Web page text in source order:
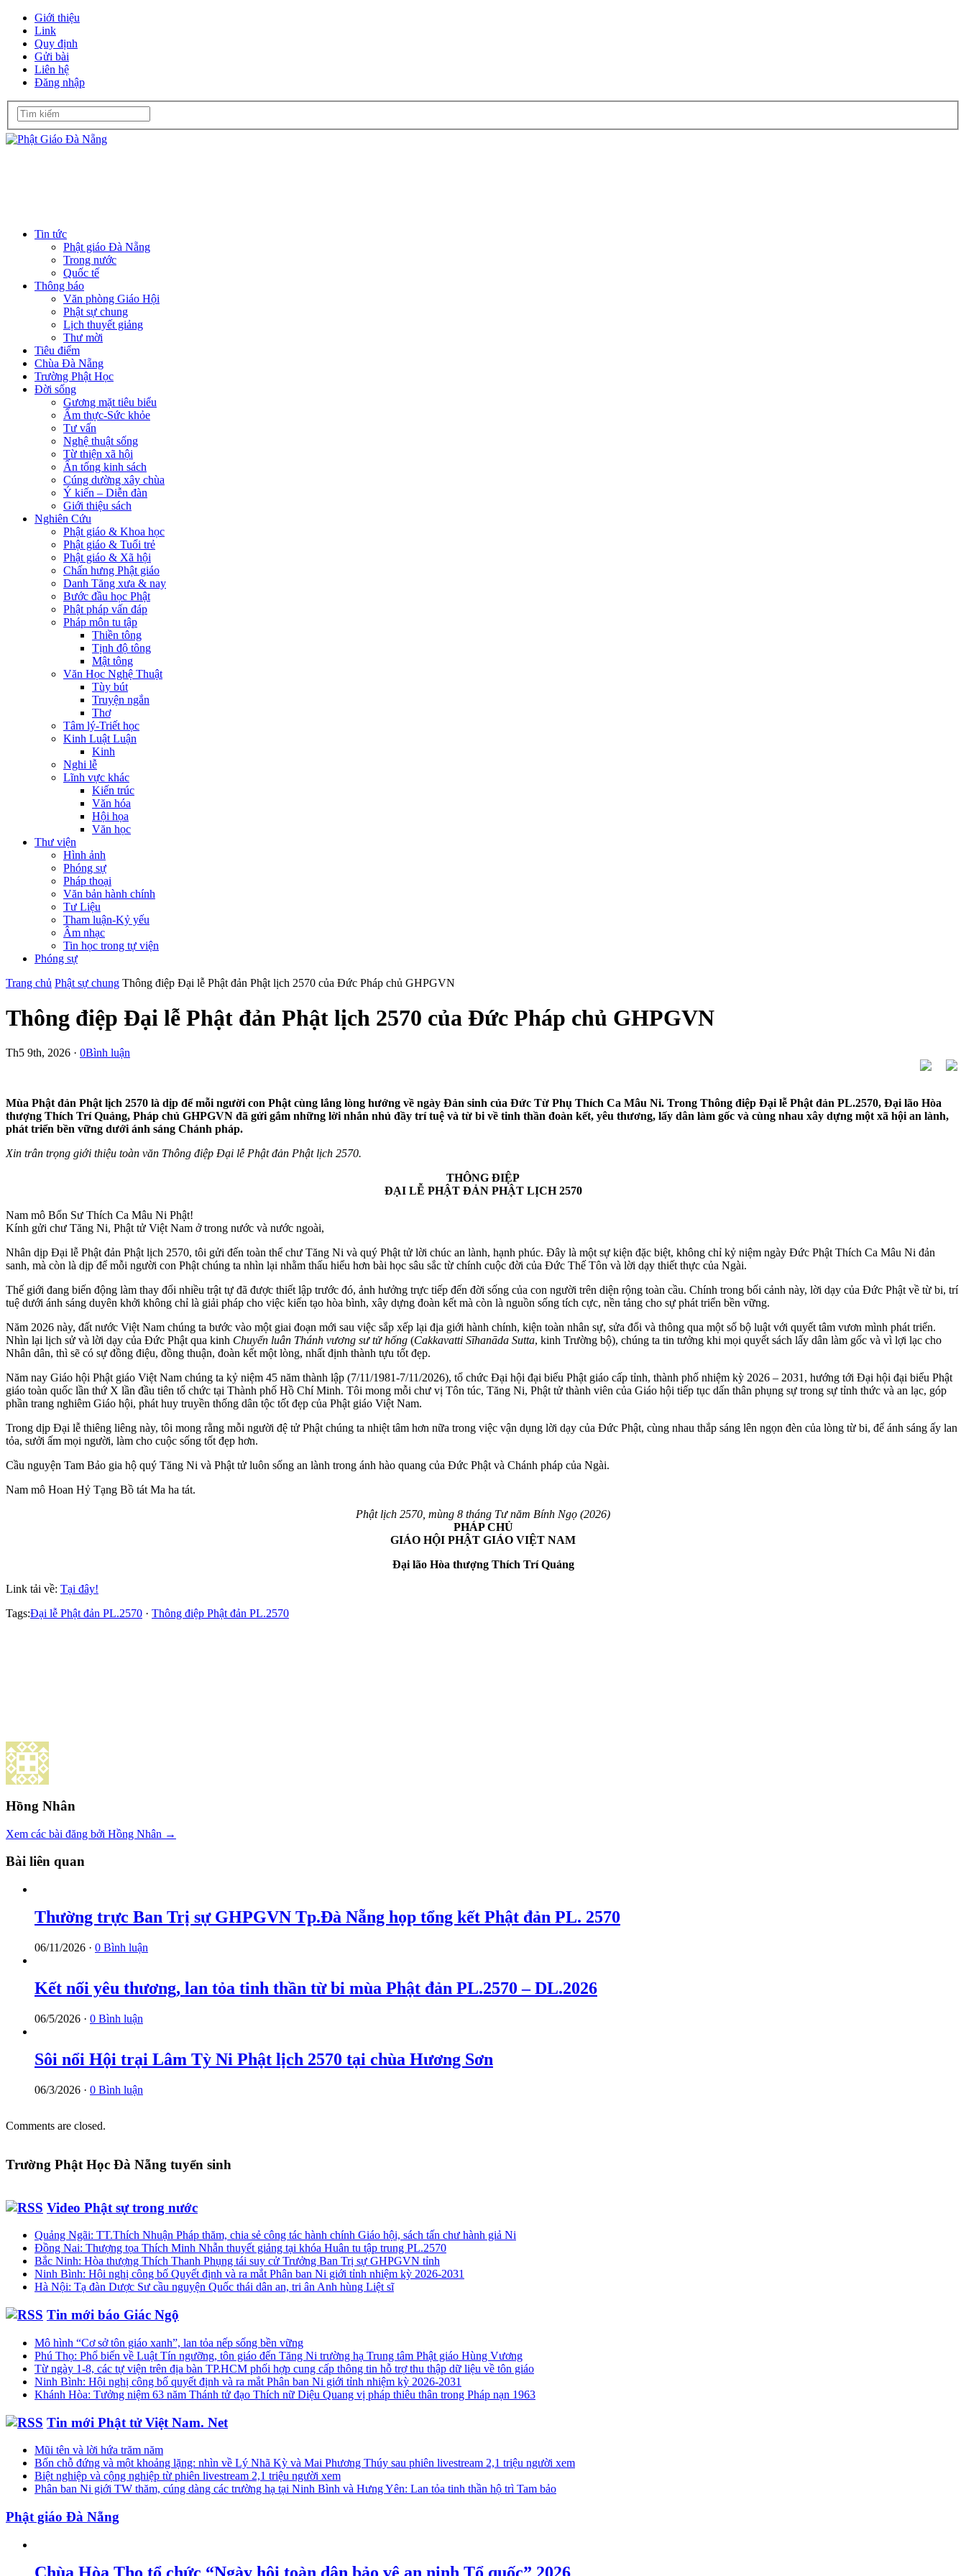
Giới thiệu
Link
Quy định
Gửi bài
Liên hệ
Đăng nhập
Tin tức
Phật giáo Đà Nẵng
Trong nước
Quốc tế
Thông báo
Văn phòng Giáo Hội
Phật sự chung
Lịch thuyết giảng
Thư mời
Tiêu điểm
Chùa Đà Nẵng
Trường Phật Học
Đời sống
Gương mặt tiêu biểu
Ẩm thực-Sức khỏe
Tư vấn
Nghệ thuật sống
Từ thiện xã hội
Ấn tống kinh sách
Cúng dường xây chùa
Ý kiến – Diễn đàn
Giới thiệu sách
Nghiên Cứu
Phật giáo & Khoa học
Phật giáo & Tuổi trẻ
Phật giáo & Xã hội
Chấn hưng Phật giáo
Danh Tăng xưa & nay
Bước đầu học Phật
Phật pháp vấn đáp
Pháp môn tu tập
Thiền tông
Tịnh độ tông
Mật tông
Văn Học Nghệ Thuật
Tùy bút
Truyện ngắn
Thơ
Tâm lý-Triết học
Kinh Luật Luận
Kinh
Nghi lễ
Lĩnh vực khác
Kiến trúc
Văn hóa
Hội họa
Văn học
Thư viện
Hình ảnh
Phóng sự
Pháp thoại
Văn bản hành chính
Tư Liệu
Tham luận-Kỷ yếu
Âm nhạc
Tin học trong tự viện
Phóng sự
Trang chủ Phật sự chung Thông điệp Đại lễ Phật đản Phật lịch 2570 của Đức Pháp chủ GHPGVN
Thông điệp Đại lễ Phật đản Phật lịch 2570 của Đức Pháp chủ GHPGVN
Th5 9th, 2026 · 0Bình luận
Mùa Phật đản Phật lịch 2570 là dịp để mỗi người con Phật cùng lắng lòng hướng về ngày Đản sinh của Đức Từ Phụ Thích Ca Mâu Ni. Trong Thông điệp Đại lễ Phật đản PL.2570, Đại lão Hòa
thượng Thích Trí Quảng, Pháp chủ GHPGVN đã gửi gắm những lời nhắn nhủ đầy trí tuệ và từ bi về tinh thần đoàn kết, yêu thương, lấy dân làm gốc và cùng nhau xây dựng một xã hội an lành,
phát triển bền vững dưới ánh sáng Chánh pháp.
Xin trân trọng giới thiệu toàn văn Thông điệp Đại lễ Phật đản Phật lịch 2570.
THÔNG ĐIỆP
ĐẠI LỄ PHẬT ĐẢN PHẬT LỊCH 2570
Nam mô Bổn Sư Thích Ca Mâu Ni Phật!
Kính gửi chư Tăng Ni, Phật tử Việt Nam ở trong nước và nước ngoài,
Nhân dịp Đại lễ Phật đản Phật lịch 2570, tôi gửi đến toàn thể chư Tăng Ni và quý Phật tử lời chúc an lành, hạnh phúc. Đây là một sự kiện đặc biệt, không chỉ kỷ niệm ngày Đức Phật Thích Ca Mâu Ni đản
sanh, mà còn là dịp để mỗi người con Phật chúng ta nhìn lại nhằm thấu hiểu hơn bài học sâu sắc từ chính cuộc đời của Đức Thế Tôn và lời dạy thiết thực của Ngài.
Thế giới đang biến động làm thay đổi nhiều trật tự đã được thiết lập trước đó, ảnh hưởng trực tiếp đến đời sống của con người trên diện rộng toàn cầu. Chính trong bối cảnh này, lời dạy của Đức Phật về từ bi, trí
tuệ dưới ánh sáng duyên khởi không chỉ là giải pháp cho việc kiến tạo hòa bình, xây dựng đoàn kết mà còn là nguồn sống tích cực, nền tảng cho sự phát triển bền vững.
Năm 2026 này, đất nước Việt Nam chúng ta bước vào một giai đoạn mới sau việc sắp xếp lại địa giới hành chính, kiện toàn nhân sự, sửa đổi và thông qua một số bộ luật với quyết tâm vươn mình phát triển.
Nhìn lại lịch sử và lời dạy của Đức Phật qua kinh Chuyển luân Thánh vương sư tử hống (Cakkavatti Sīhanāda Sutta, kinh Trường bộ), chúng ta tin tưởng khi mọi quyết sách lấy dân làm gốc và vì lợi lạc cho
Nhân dân, thì sẽ có sự đồng điệu, đồng thuận, đoàn kết một lòng, nhất định thành tựu tốt đẹp.
Năm nay Giáo hội Phật giáo Việt Nam chúng ta kỷ niệm 45 năm thành lập (7/11/1981-7/11/2026), tổ chức Đại hội đại biểu Phật giáo cấp tỉnh, thành phố nhiệm kỳ 2026 – 2031, hướng tới Đại hội đại biểu Phật
giáo toàn quốc lần thứ X lần đầu tiên tổ chức tại Thành phố Hồ Chí Minh. Tôi mong mỗi chư vị Tôn túc, Tăng Ni, Phật tử thành viên của Giáo hội tiếp tục dấn thân phụng sự trong sự tỉnh thức và an lạc, góp
phần trang nghiêm Giáo hội, phát huy truyền thống dân tộc tốt đẹp của Phật giáo Việt Nam.
Trong dịp Đại lễ thiêng liêng này, tôi mong rằng mỗi người đệ tử Phật chúng ta nhiệt tâm hơn nữa trong việc vận dụng lời dạy của Đức Phật, cùng nhau thắp sáng lên ngọn đèn của lòng từ bi, để ánh sáng ấy lan
tỏa, sưởi ấm mọi người, làm cho cuộc sống tốt đẹp hơn.
Cầu nguyện Tam Bảo gia hộ quý Tăng Ni và Phật tử luôn sống an lành trong ánh hào quang của Đức Phật và Chánh pháp của Ngài.
Nam mô Hoan Hỷ Tạng Bồ tát Ma ha tát.
Phật lịch 2570, mùng 8 tháng Tư năm Bính Ngọ (2026)
PHÁP CHỦ
GIÁO HỘI PHẬT GIÁO VIỆT NAM
Đại lão Hòa thượng Thích Trí Quảng
Link tải về: Tại đây!
Tags:Đại lễ Phật đản PL.2570 · Thông điệp Phật đản PL.2570
Hồng Nhân
Xem các bài đăng bởi Hồng Nhân →
Bài liên quan
Thường trực Ban Trị sự GHPGVN Tp.Đà Nẵng họp tổng kết Phật đản PL. 2570
06/11/2026 · 0 Bình luận
Kết nối yêu thương, lan tỏa tinh thần từ bi mùa Phật đản PL.2570 – DL.2026
06/5/2026 · 0 Bình luận
Sôi nổi Hội trại Lâm Tỳ Ni Phật lịch 2570 tại chùa Hương Sơn
06/3/2026 · 0 Bình luận
Comments are closed.
Trường Phật Học Đà Nẵng tuyển sinh
Video Phật sự trong nước
Quảng Ngãi: TT.Thích Nhuận Pháp thăm, chia sẻ công tác hành chính Giáo hội, sách tấn chư hành giả Ni
Đồng Nai: Thượng tọa Thích Minh Nhẫn thuyết giảng tại khóa Huân tu tập trung PL.2570
Bắc Ninh: Hòa thượng Thích Thanh Phụng tái suy cử Trưởng Ban Trị sự GHPGVN tỉnh
Ninh Bình: Hội nghị công bố Quyết định và ra mắt Phân ban Ni giới tỉnh nhiệm kỳ 2026-2031
Hà Nội: Tạ đàn Dược Sư cầu nguyện Quốc thái dân an, tri ân Anh hùng Liệt sĩ
Tin mới báo Giác Ngộ
Mô hình “Cơ sở tôn giáo xanh”, lan tỏa nếp sống bền vững
Phú Thọ: Phổ biến về Luật Tín ngưỡng, tôn giáo đến Tăng Ni trường hạ Trung tâm Phật giáo Hùng Vương
Từ ngày 1-8, các tự viện trên địa bàn TP.HCM phối hợp cung cấp thông tin hỗ trợ thu thập dữ liệu về tôn giáo
Ninh Bình: Hội nghị công bố quyết định và ra mắt Phân ban Ni giới tỉnh nhiệm kỳ 2026-2031
Khánh Hòa: Tưởng niệm 63 năm Thánh tử đạo Thích nữ Diệu Quang vị pháp thiêu thân trong Pháp nạn 1963
Tin mới Phật tử Việt Nam. Net
Mũi tên và lời hứa trăm năm
Bốn chỗ đứng và một khoảng lặng: nhìn về Lý Nhã Kỳ và Mai Phương Thúy sau phiên livestream 2,1 triệu người xem
Biệt nghiệp và cộng nghiệp từ phiên livestream 2,1 triệu người xem
Phân ban Ni giới TW thăm, cúng dàng các trường hạ tại Ninh Bình và Hưng Yên: Lan tỏa tinh thần hộ trì Tam bảo
Phật giáo Đà Nẵng
Chùa Hòa Thọ tổ chức “Ngày hội toàn dân bảo vệ an ninh Tổ quốc” 2026